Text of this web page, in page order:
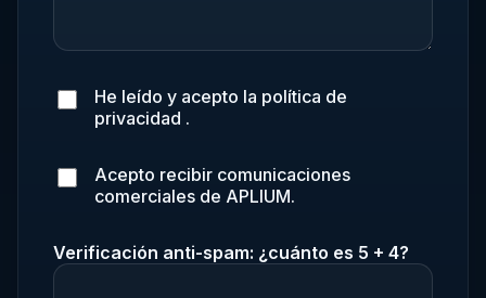
He leído y acepto la política de
privacidad .
Acepto recibir comunicaciones
comerciales de APLIUM.
Verificación anti-spam: ¿cuánto es 5 + 4?